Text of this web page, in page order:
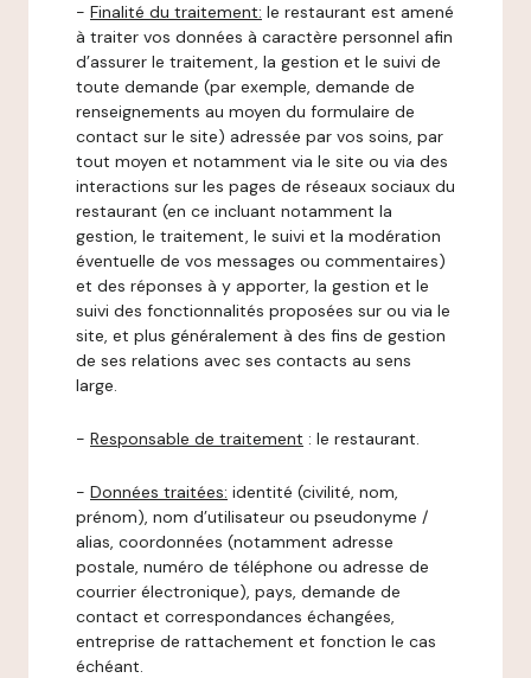
- Finalité du traitement: le restaurant est amené
à traiter vos données à caractère personnel afin
d’assurer le traitement, la gestion et le suivi de
toute demande (par exemple, demande de
renseignements au moyen du formulaire de
contact sur le site) adressée par vos soins, par
tout moyen et notamment via le site ou via des
interactions sur les pages de réseaux sociaux du
restaurant (en ce incluant notamment la
gestion, le traitement, le suivi et la modération
éventuelle de vos messages ou commentaires)
et des réponses à y apporter, la gestion et le
suivi des fonctionnalités proposées sur ou via le
site, et plus généralement à des fins de gestion
de ses relations avec ses contacts au sens
large.
- Responsable de traitement : le restaurant.
- Données traitées: identité (civilité, nom,
prénom), nom d’utilisateur ou pseudonyme /
alias, coordonnées (notamment adresse
postale, numéro de téléphone ou adresse de
courrier électronique), pays, demande de
contact et correspondances échangées,
entreprise de rattachement et fonction le cas
échéant.